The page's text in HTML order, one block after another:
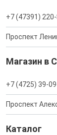
+7 (47391)
Проспект
Магазин в
+7 (4725) 39-
Проспект
Каталог